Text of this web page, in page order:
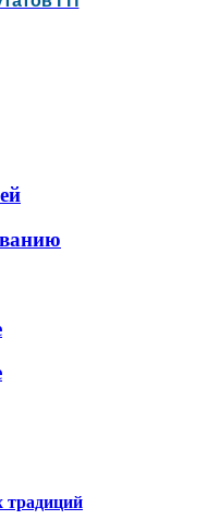
традиций